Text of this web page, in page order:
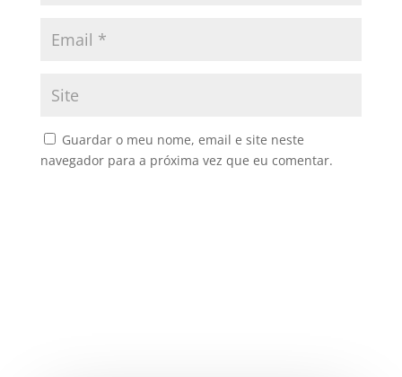
Guardar o meu nome, email e site neste
navegador para a próxima vez que eu comentar.